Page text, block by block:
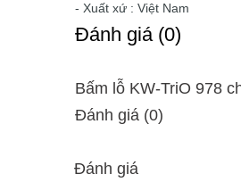
- Xuất xứ : Việt Nam
Ðánh giá (0)
Bấm lỗ KW-TriO 978
Ðánh giá (0)
Đánh giá